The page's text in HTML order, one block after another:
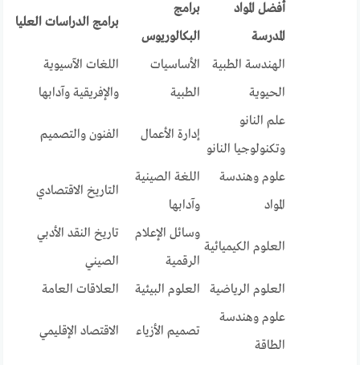
أفضل المواد
المدرسة
برامج
البكالوريوس
برامج الدراسات العليا
الهندسة الطبية
الحيوية
الأساسيات
الطبية
اللغات الآسيوية
والإفريقية وآدابها
علم النانو
وتكنولوجيا النانو
إدارة الأعمال الفنون والتصميم
علوم وهندسة
المواد
اللغة الصينية
وآدابها
التاريخ الاقتصادي
العلوم الكيميائية
وسائل الإعلام
الرقمية
تاريخ النقد الأدبي
الصيني
العلوم الرياضية
العلوم البيئية
العلاقات العامة
علوم وهندسة
الطاقة
تصميم الأزياء الاقتصاد الإقليمي